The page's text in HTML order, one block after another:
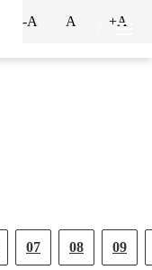
07 08 09
-A A +A